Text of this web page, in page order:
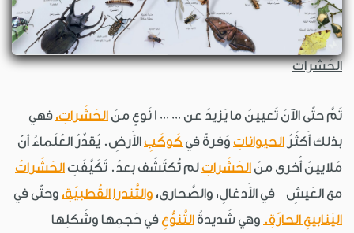
الحَشَرات
تَمَّ حتّى الآنَ تَعيينُ ما يَزيدُ عن 000 000 1 نَوعٍ منَ الحَشَراتِ، فهي
بذلك أَكثَرُ الحيواناتِ وَفرةً في كَوكَبِالأَرضِ. يُقدِّرُ العُلَماءُ أنّ
مَلايينَ أُخرى منَ الحَشَراتِلم تُكتَشَف بعدُ. تَكَيَّفَتِ الحَشَراتُ
مع العَيشِ في الأَدغالِ، والصَّحارى، والتَّندراالقُطبيّةِ، وحتّى في
اليَنابيعِ الحارّةِ. وهي شَديدةُ التَّنوُّعِ في حَجمِها وشَكلِها